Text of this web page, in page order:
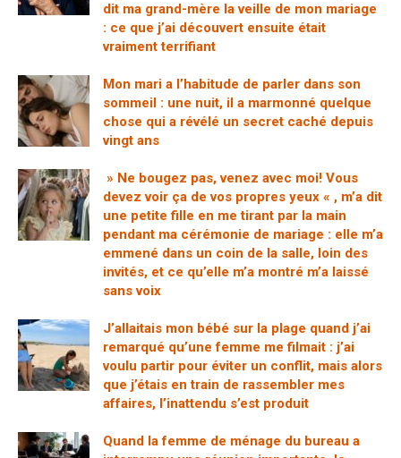
dit ma grand-mère la veille de mon mariage
: ce que j’ai découvert ensuite était
vraiment terrifiant
Mon mari a l’habitude de parler dans son
sommeil : une nuit, il a marmonné quelque
chose qui a révélé un secret caché depuis
vingt ans
» Ne bougez pas, venez avec moi! Vous
devez voir ça de vos propres yeux « , m’a dit
une petite fille en me tirant par la main
pendant ma cérémonie de mariage : elle m’a
emmené dans un coin de la salle, loin des
invités, et ce qu’elle m’a montré m’a laissé
sans voix
J’allaitais mon bébé sur la plage quand j’ai
remarqué qu’une femme me filmait : j’ai
voulu partir pour éviter un conflit, mais alors
que j’étais en train de rassembler mes
affaires, l’inattendu s’est produit
Quand la femme de ménage du bureau a